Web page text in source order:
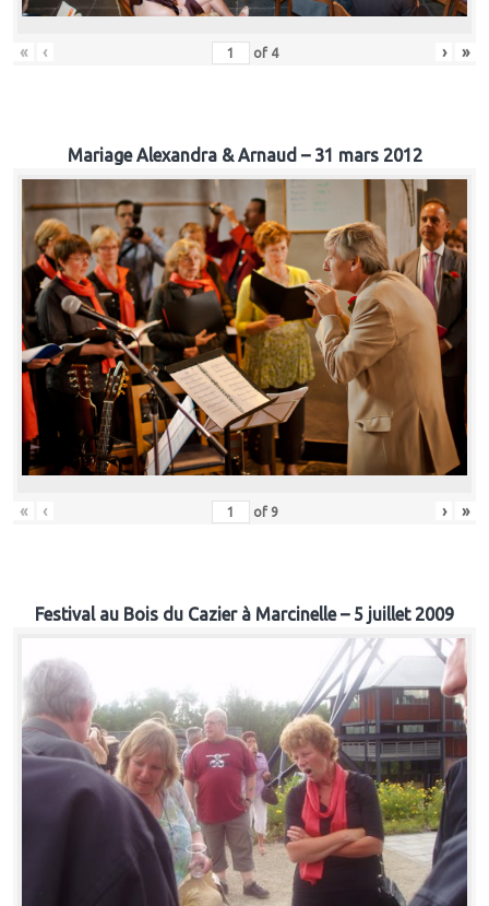
« ‹ of 4 › »
Mariage Alexandra & Arnaud – 31 mars 2012
« ‹ of 9 › »
Festival au Bois du Cazier à Marcinelle – 5 juillet 2009